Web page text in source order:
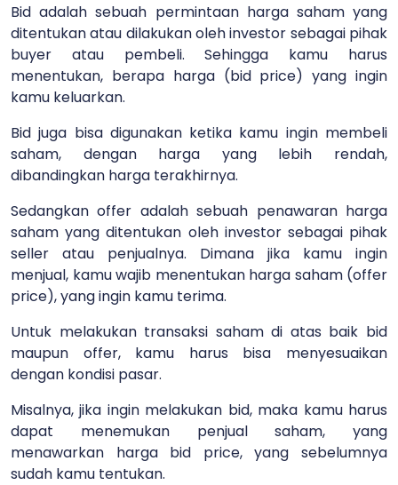
Bid adalah sebuah permintaan harga saham yang
ditentukan atau dilakukan oleh investor sebagai pihak
buyer atau pembeli. Sehingga kamu harus
menentukan, berapa harga (bid price) yang ingin
kamu keluarkan.
Bid juga bisa digunakan ketika kamu ingin membeli
saham, dengan harga yang lebih rendah,
dibandingkan harga terakhirnya.
Sedangkan offer adalah sebuah penawaran harga
saham yang ditentukan oleh investor sebagai pihak
seller atau penjualnya. Dimana jika kamu ingin
menjual, kamu wajib menentukan harga saham (offer
price), yang ingin kamu terima.
Untuk melakukan transaksi saham di atas baik bid
maupun offer, kamu harus bisa menyesuaikan
dengan kondisi pasar.
Misalnya, jika ingin melakukan bid, maka kamu harus
dapat menemukan penjual saham, yang
menawarkan harga bid price, yang sebelumnya
sudah kamu tentukan.